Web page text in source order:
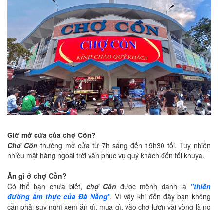
Giờ mở cửa của chợ Cồn?
Chợ Cồn thường mở cửa từ 7h sáng đến 19h30 tối. Tuy nhiên
nhiều mặt hàng ngoài trời vẫn phục vụ quý khách đến tối khuya.
Ăn gì ở chợ Cồn?
Có thể bạn chưa biết, chợ Cồn được mệnh danh là "thiên
đường ẩm thực của Đà Nẵng". Vì vậy khi đến đây bạn không
cần phải suy nghĩ xem ăn gì, mua gì, vào chợ lượn vài vòng là no